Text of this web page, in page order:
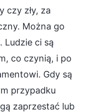
czy zły, za
Można go
Ludzie ci są
co czynią, i po
Gdy są
przypadku
zaprzestać lub